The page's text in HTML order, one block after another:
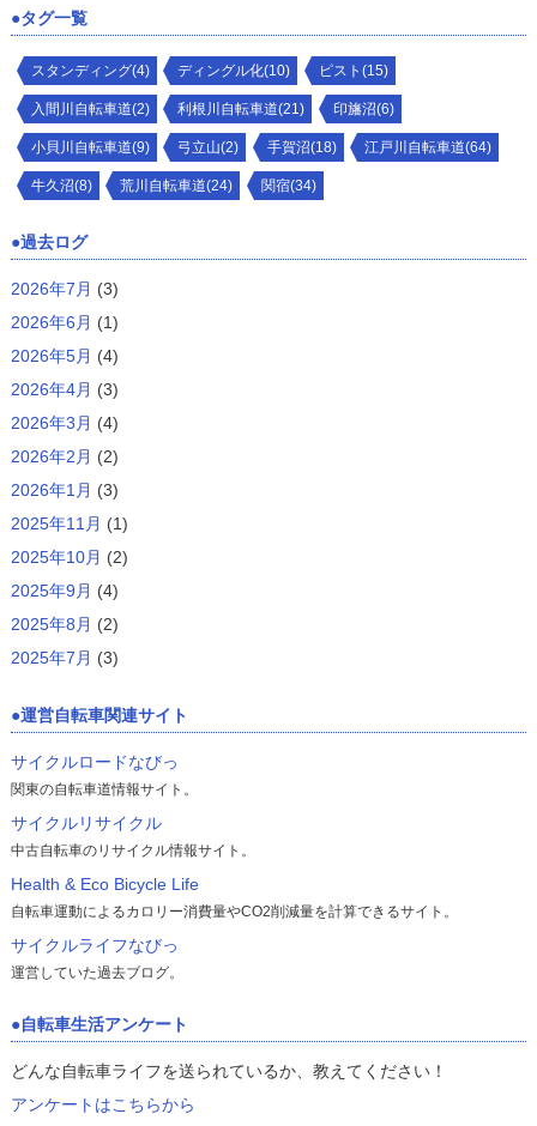
タグ一覧
スタンディング(4) ディングル化(10) ピスト(15)
入間川自転車道(2) 利根川自転車道(21) 印旛沼(6)
小貝川自転車道(9) 弓立山(2) 手賀沼(18) 江戸川自転車道(64)
牛久沼(8) 荒川自転車道(24) 関宿(34)
過去ログ
2026年7月 (3)
2026年6月 (1)
2026年5月 (4)
2026年4月 (3)
2026年3月 (4)
2026年2月 (2)
2026年1月 (3)
2025年11月 (1)
2025年10月 (2)
2025年9月 (4)
2025年8月 (2)
2025年7月 (3)
運営自転車関連サイト
サイクルロードなびっ
関東の自転車道情報サイト。
サイクルリサイクル
中古自転車のリサイクル情報サイト。
Health & Eco Bicycle Life
自転車運動によるカロリー消費量やCO2削減量を計算できるサイト。
サイクルライフなびっ
運営していた過去ブログ。
自転車生活アンケート
どんな自転車ライフを送られているか、教えてください！
アンケートはこちらから